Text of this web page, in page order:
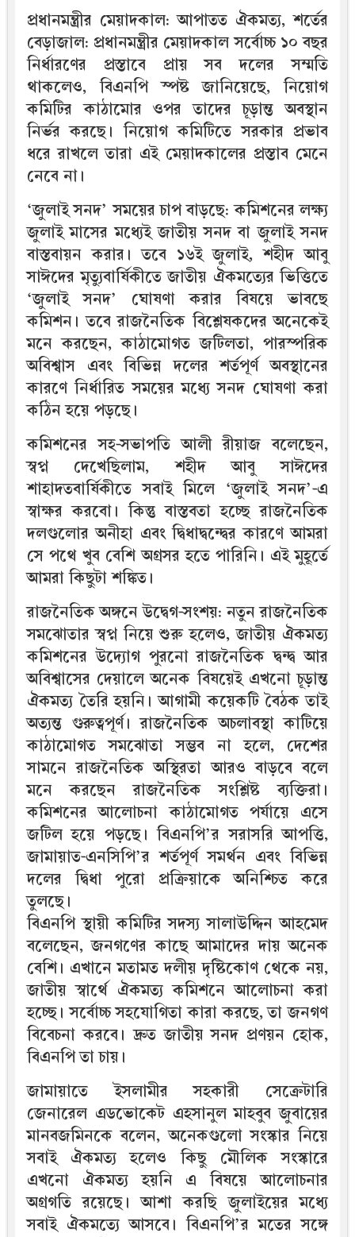
প্রধানমন্ত্রীর মেয়াদকাল: আপাতত ঐকমত্য, শর্তের
বেড়াজাল: প্রধানমন্ত্রীর মেয়াদকাল সর্বোচ্চ ১০ বছর
নির্ধারণের প্রস্তাবে প্রায় সব দলের সম্মতি
থাকলেও, বিএনপি স্পষ্ট জানিয়েছে, নিয়োগ
কমিটির কাঠামোর ওপর তাদের চূড়ান্ত অবস্থান
নির্ভর করছে। নিয়োগ কমিটিতে সরকার প্রভাব
ধরে রাখলে তারা এই মেয়াদকালের প্রস্তাব মেনে
নেবে না।
‘জুলাই সনদ’ সময়ের চাপ বাড়ছে: কমিশনের লক্ষ্য
জুলাই মাসের মধ্যেই জাতীয় সনদ বা জুলাই সনদ
বাস্তবায়ন করার। তবে ১৬ই জুলাই, শহীদ আবু
সাঈদের মৃত্যুবার্ষিকীতে জাতীয় ঐকমত্যের ভিত্তিতে
‘জুলাই সনদ’ ঘোষণা করার বিষয়ে ভাবছে
কমিশন। তবে রাজনৈতিক বিশ্লেষকদের অনেকেই
মনে করছেন, কাঠামোগত জটিলতা, পারস্পরিক
অবিশ্বাস এবং বিভিন্ন দলের শর্তপূর্ণ অবস্থানের
কারণে নির্ধারিত সময়ের মধ্যে সনদ ঘোষণা করা
কঠিন হয়ে পড়ছে।
কমিশনের সহ-সভাপতি আলী রীয়াজ বলেছেন,
স্বপ্ন দেখেছিলাম, শহীদ আবু সাঈদের
শাহাদতবার্ষিকীতে সবাই মিলে ‘জুলাই সনদ’-এ
স্বাক্ষর করবো। কিন্তু বাস্তবতা হচ্ছে রাজনৈতিক
দলগুলোর অনীহা এবং দ্বিধাদ্বন্দ্বের কারণে আমরা
সে পথে খুব বেশি অগ্রসর হতে পারিনি। এই মুহূর্তে
আমরা কিছুটা শঙ্কিত।
রাজনৈতিক অঙ্গনে উদ্বেগ-সংশয়: নতুন রাজনৈতিক
সমঝোতার স্বপ্ন নিয়ে শুরু হলেও, জাতীয় ঐকমত্য
কমিশনের উদ্যোগ পুরনো রাজনৈতিক দ্বন্দ্ব আর
অবিশ্বাসের দেয়ালে অনেক বিষয়েই এখনো চূড়ান্ত
ঐকমত্য তৈরি হয়নি। আগামী কয়েকটি বৈঠক তাই
অত্যন্ত গুরুত্বপূর্ণ। রাজনৈতিক অচলাবস্থা কাটিয়ে
কাঠামোগত সমঝোতা সম্ভব না হলে, দেশের
সামনে রাজনৈতিক অস্থিরতা আরও বাড়বে বলে
মনে করছেন রাজনৈতিক সংশ্লিষ্ট ব্যক্তিরা।
কমিশনের আলোচনা কাঠামোগত পর্যায়ে এসে
জটিল হয়ে পড়ছে। বিএনপি’র সরাসরি আপত্তি,
জামায়াত-এনসিপি’র শর্তপূর্ণ সমর্থন এবং বিভিন্ন
দলের দ্বিধা পুরো প্রক্রিয়াকে অনিশ্চিত করে
তুলছে।
বিএনপি স্থায়ী কমিটির সদস্য সালাউদ্দিন আহমেদ
বলেছেন, জনগণের কাছে আমাদের দায় অনেক
বেশি। এখানে মতামত দলীয় দৃষ্টিকোণ থেকে নয়,
জাতীয় স্বার্থে ঐকমত্য কমিশনে আলোচনা করা
হচ্ছে। সর্বোচ্চ সহযোগিতা কারা করছে, তা জনগণ
বিবেচনা করবে। দ্রুত জাতীয় সনদ প্রণয়ন হোক,
বিএনপি তা চায়।
জামায়াতে ইসলামীর সহকারী সেক্রেটারি
জেনারেল এডভোকেট এহসানুল মাহবুব জুবায়ের
মানবজমিনকে বলেন, অনেকগুলো সংস্কার নিয়ে
সবাই ঐকমত্য হলেও কিছু মৌলিক সংস্কারে
এখনো ঐকমত্য হয়নি এ বিষয়ে আলোচনার
অগ্রগতি রয়েছে। আশা করছি জুলাইয়ের মধ্যে
সবাই ঐকমত্যে আসবে। বিএনপি’র মতের সঙ্গে